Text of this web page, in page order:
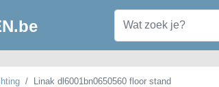
Linak dl6001bn0650560 floor stand